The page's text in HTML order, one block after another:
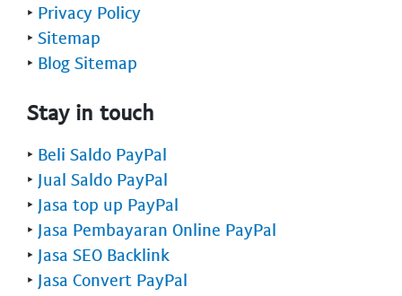
‣ Privacy Policy
‣ Sitemap
‣ Blog Sitemap
Stay in touch
‣ Beli Saldo PayPal
‣ Jual Saldo PayPal
‣ Jasa top up PayPal
‣ Jasa Pembayaran Online PayPal
‣ Jasa SEO Backlink
‣ Jasa Convert PayPal